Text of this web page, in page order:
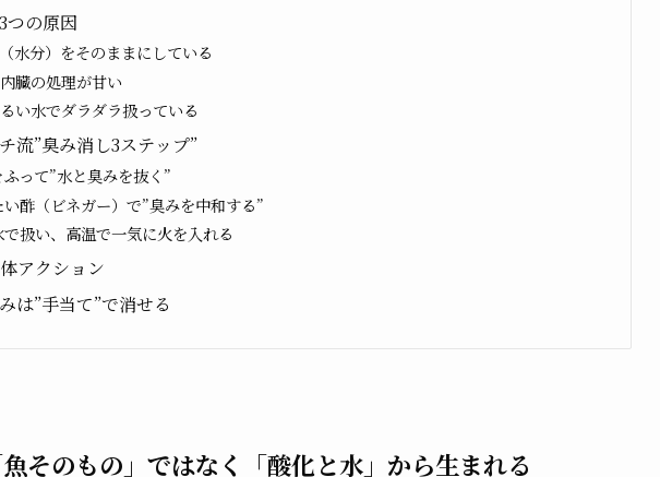
つの原因
水分）をそのままにしている
臓の処理が甘い
い水でダラダラ扱っている
流”臭み消し3ステップ”
って”水と臭みを抜く”
酢（ビネガー）で”臭みを中和する”
扱い、高温で一気に火を入れる
アクション
は”手当て”で消せる
そのもの」ではなく「酸化と水」から生まれる